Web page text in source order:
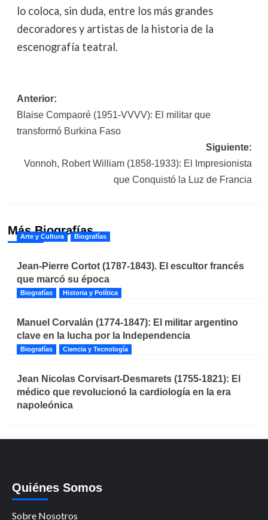
lo coloca, sin duda, entre los más grandes
decoradores y artistas de la historia de la
escenografía teatral.
Navegación
de
Anterior:
Blaise Compaoré (1951-VVVV): El militar que
transformó Burkina Faso
Siguiente:
Vonnoh, Robert William (1858-1933): El Impresionista
que Conquistó la Luz de Francia
Más Biografías
Arte y Cultura Biografías
Jean-Pierre Cortot (1787-1843). El escultor francés
que marcó su época
Biografías Historia y Política
Manuel Corvalán (1774-1847): El militar argentino
clave en la lucha por la Independencia
Biografías Ciencia y Tecnología
Jean Nicolas Corvisart-Desmarets (1755-1821): El
médico que revolucionó la cardiología en la era
napoleónica
Quiénes Somos
Sobre Nosotros